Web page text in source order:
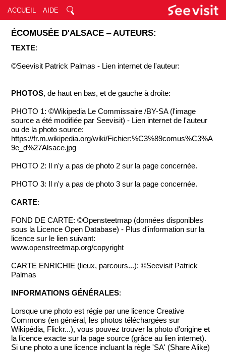
ACCUEIL AIDE
ÉCOMUSÉE D'ALSACE ‒ AUTEURS:
TEXTE:
©Seevisit Patrick Palmas - Lien internet de l'auteur:
PHOTOS, de haut en bas, et de gauche à droite:
PHOTO 1: ©Wikipedia Le Commissaire /BY-SA (l'image
source a été modifiée par Seevisit) - Lien internet de l'auteur
ou de la photo source:
https://fr.m.wikipedia.org/wiki/Fichier:%C3%89comus%C3%A
9e_d%27Alsace.jpg
PHOTO 2: Il n'y a pas de photo 2 sur la page concernée.
PHOTO 3: Il n'y a pas de photo 3 sur la page concernée.
CARTE:
FOND DE CARTE: ©Opensteetmap (données disponibles
sous la Licence Open Database) - Plus d'information sur la
licence sur le lien suivant:
www.openstreetmap.org/copyright
CARTE ENRICHIE (lieux, parcours...): ©Seevisit Patrick
Palmas
INFORMATIONS GÉNÉRALES:
Lorsque une photo est régie par une licence Creative
Commons (en général, les photos téléchargées sur
Wikipédia, Flickr...), vous pouvez trouver la photo d'origine et
la licence exacte sur la page source (grâce au lien internet).
Si une photo a une licence incluant la règle 'SA' (Share Alike)